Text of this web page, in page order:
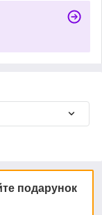
подарунок